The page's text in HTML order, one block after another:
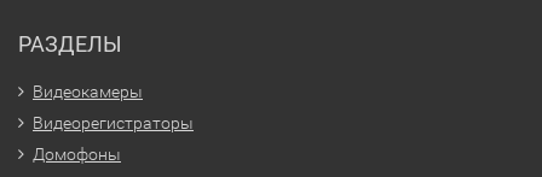
РАЗДЕЛЫ
Видеокамеры
Видеорегистраторы
Домофоны